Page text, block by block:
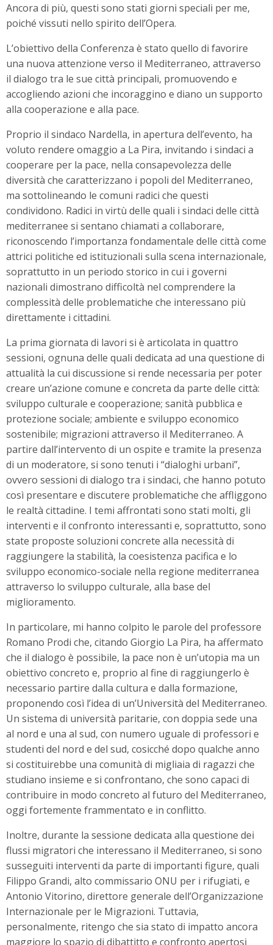
Ancora di più, questi sono stati giorni speciali per me,
poiché vissuti nello spirito dell’Opera.
L’obiettivo della Conferenza è stato quello di favorire
una nuova attenzione verso il Mediterraneo, attraverso
il dialogo tra le sue città principali, promuovendo e
accogliendo azioni che incoraggino e diano un supporto
alla cooperazione e alla pace.
Proprio il sindaco Nardella, in apertura dell’evento, ha
voluto rendere omaggio a La Pira, invitando i sindaci a
cooperare per la pace, nella consapevolezza delle
diversità che caratterizzano i popoli del Mediterraneo,
ma sottolineando le comuni radici che questi
condividono. Radici in virtù delle quali i sindaci delle città
mediterranee si sentano chiamati a collaborare,
riconoscendo l’importanza fondamentale delle città come
attrici politiche ed istituzionali sulla scena internazionale,
soprattutto in un periodo storico in cui i governi
nazionali dimostrano difficoltà nel comprendere la
complessità delle problematiche che interessano più
direttamente i cittadini.
La prima giornata di lavori si è articolata in quattro
sessioni, ognuna delle quali dedicata ad una questione di
attualità la cui discussione si rende necessaria per poter
creare un’azione comune e concreta da parte delle città:
sviluppo culturale e cooperazione; sanità pubblica e
protezione sociale; ambiente e sviluppo economico
sostenibile; migrazioni attraverso il Mediterraneo. A
partire dall’intervento di un ospite e tramite la presenza
di un moderatore, si sono tenuti i “dialoghi urbani”,
ovvero sessioni di dialogo tra i sindaci, che hanno potuto
così presentare e discutere problematiche che affliggono
le realtà cittadine. I temi affrontati sono stati molti, gli
interventi e il confronto interessanti e, soprattutto, sono
state proposte soluzioni concrete alla necessità di
raggiungere la stabilità, la coesistenza pacifica e lo
sviluppo economico-sociale nella regione mediterranea
attraverso lo sviluppo culturale, alla base del
miglioramento.
In particolare, mi hanno colpito le parole del professore
Romano Prodi che, citando Giorgio La Pira, ha affermato
che il dialogo è possibile, la pace non è un’utopia ma un
obiettivo concreto e, proprio al fine di raggiungerlo è
necessario partire dalla cultura e dalla formazione,
proponendo così l’idea di un’Università del Mediterraneo.
Un sistema di università paritarie, con doppia sede una
al nord e una al sud, con numero uguale di professori e
studenti del nord e del sud, cosicché dopo qualche anno
si costituirebbe una comunità di migliaia di ragazzi che
studiano insieme e si confrontano, che sono capaci di
contribuire in modo concreto al futuro del Mediterraneo,
oggi fortemente frammentato e in conflitto.
Inoltre, durante la sessione dedicata alla questione dei
flussi migratori che interessano il Mediterraneo, si sono
susseguiti interventi da parte di importanti figure, quali
Filippo Grandi, alto commissario ONU per i rifugiati, e
Antonio Vitorino, direttore generale dell’Organizzazione
Internazionale per le Migrazioni. Tuttavia,
personalmente, ritengo che sia stato di impatto ancora
maggiore lo spazio di dibattitto e confronto apertosi